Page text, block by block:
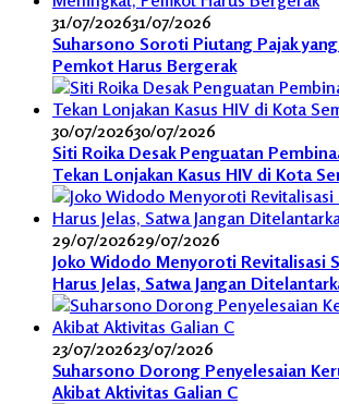
31/07/202631/07/2026
Suharsono Soroti Piutang Pajak
Pemkot Harus Bergerak
30/07/202630/07/2026
Siti Roika Desak Penguatan
Tekan Lonjakan Kasus HIV di Kota
29/07/202629/07/2026
Joko Widodo Menyoroti Revitalisasi
Harus Jelas, Satwa Jangan
23/07/202623/07/2026
Suharsono Dorong Penyelesaian
Akibat Aktivitas Galian C